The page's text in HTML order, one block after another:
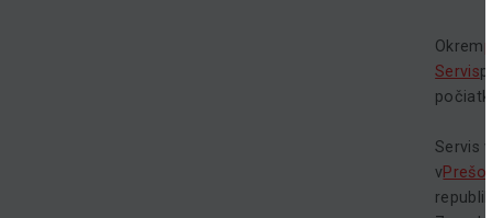
Okrem
Servis
Servis
v